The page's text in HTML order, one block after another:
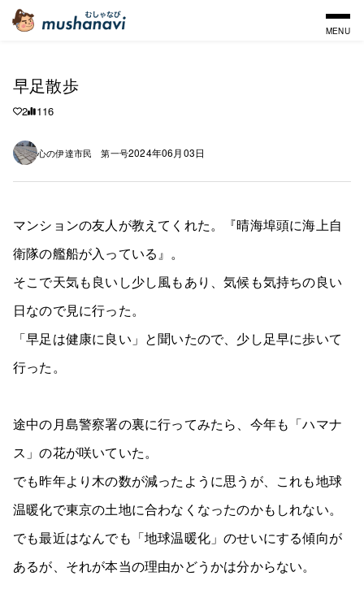
MENU
早足散歩
2 116
心の伊達市民 第一号2024年06月03日
マンションの友人が教えてくれた。『晴海埠頭に海上自
衛隊の艦船が入っている』。
そこで天気も良いし少し風もあり、気候も気持ちの良い
日なので見に行った。
「早足は健康に良い」と聞いたので、少し足早に歩いて
行った。
途中の月島警察署の裏に行ってみたら、今年も「ハマナ
ス」の花が咲いていた。
でも昨年より木の数が減ったように思うが、これも地球
温暖化で東京の土地に合わなくなったのかもしれない。
でも最近はなんでも「地球温暖化」のせいにする傾向が
あるが、それが本当の理由かどうかは分からない。